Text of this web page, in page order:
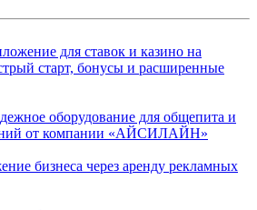
для ставок и казино на
старт, бонусы и расширенные
оборудование для общепита и
от компании «АЙСИЛАЙН»
бизнеса через аренду рекламных